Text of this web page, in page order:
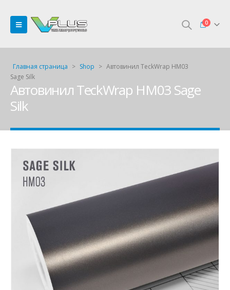
0
Главная страница > Shop > Автовинил TeckWrap HM03
Sage Silk
Автовинил TeckWrap HM03 Sage
Silk